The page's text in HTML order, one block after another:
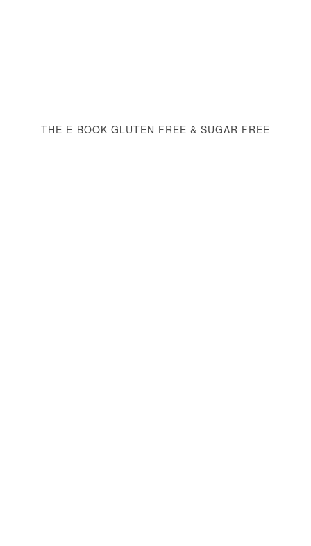
THE E-BOOK GLUTEN FREE & SUGAR FREE